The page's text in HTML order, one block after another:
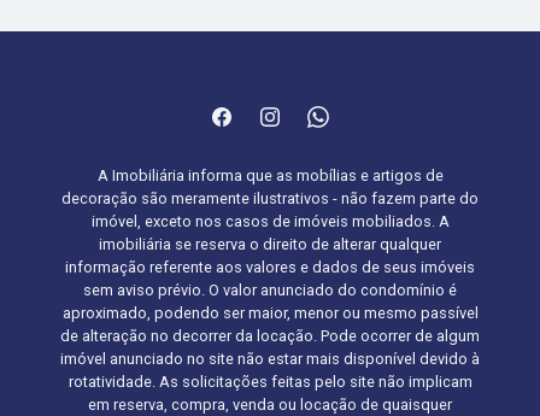
A Imobiliária informa que as mobílias e artigos de
decoração são meramente ilustrativos - não fazem parte do
imóvel, exceto nos casos de imóveis mobiliados. A
imobiliária se reserva o direito de alterar qualquer
informação referente aos valores e dados de seus imóveis
sem aviso prévio. O valor anunciado do condomínio é
aproximado, podendo ser maior, menor ou mesmo passível
de alteração no decorrer da locação. Pode ocorrer de algum
imóvel anunciado no site não estar mais disponível devido à
rotatividade. As solicitações feitas pelo site não implicam
em reserva, compra, venda ou locação de quaisquer